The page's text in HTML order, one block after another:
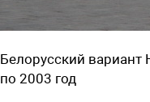
Белорусский
по 2003 год